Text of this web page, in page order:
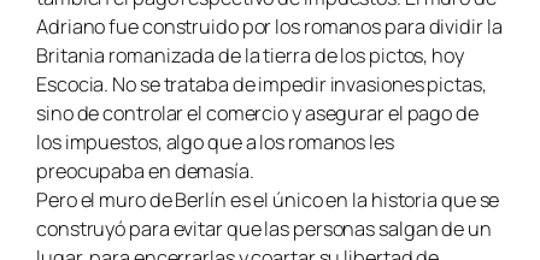
Adriano fue construido por los romanos para dividir la
Britania romanizada de la tierra de los pictos, hoy
Escocia. No se trataba de impedir invasiones pictas,
sino de controlar el comercio y asegurar el pago de
los impuestos, algo que a los romanos les
preocupaba en demasía.
Pero el muro de Berlín es el único en la historia que se
construyó para evitar que las personas salgan de un